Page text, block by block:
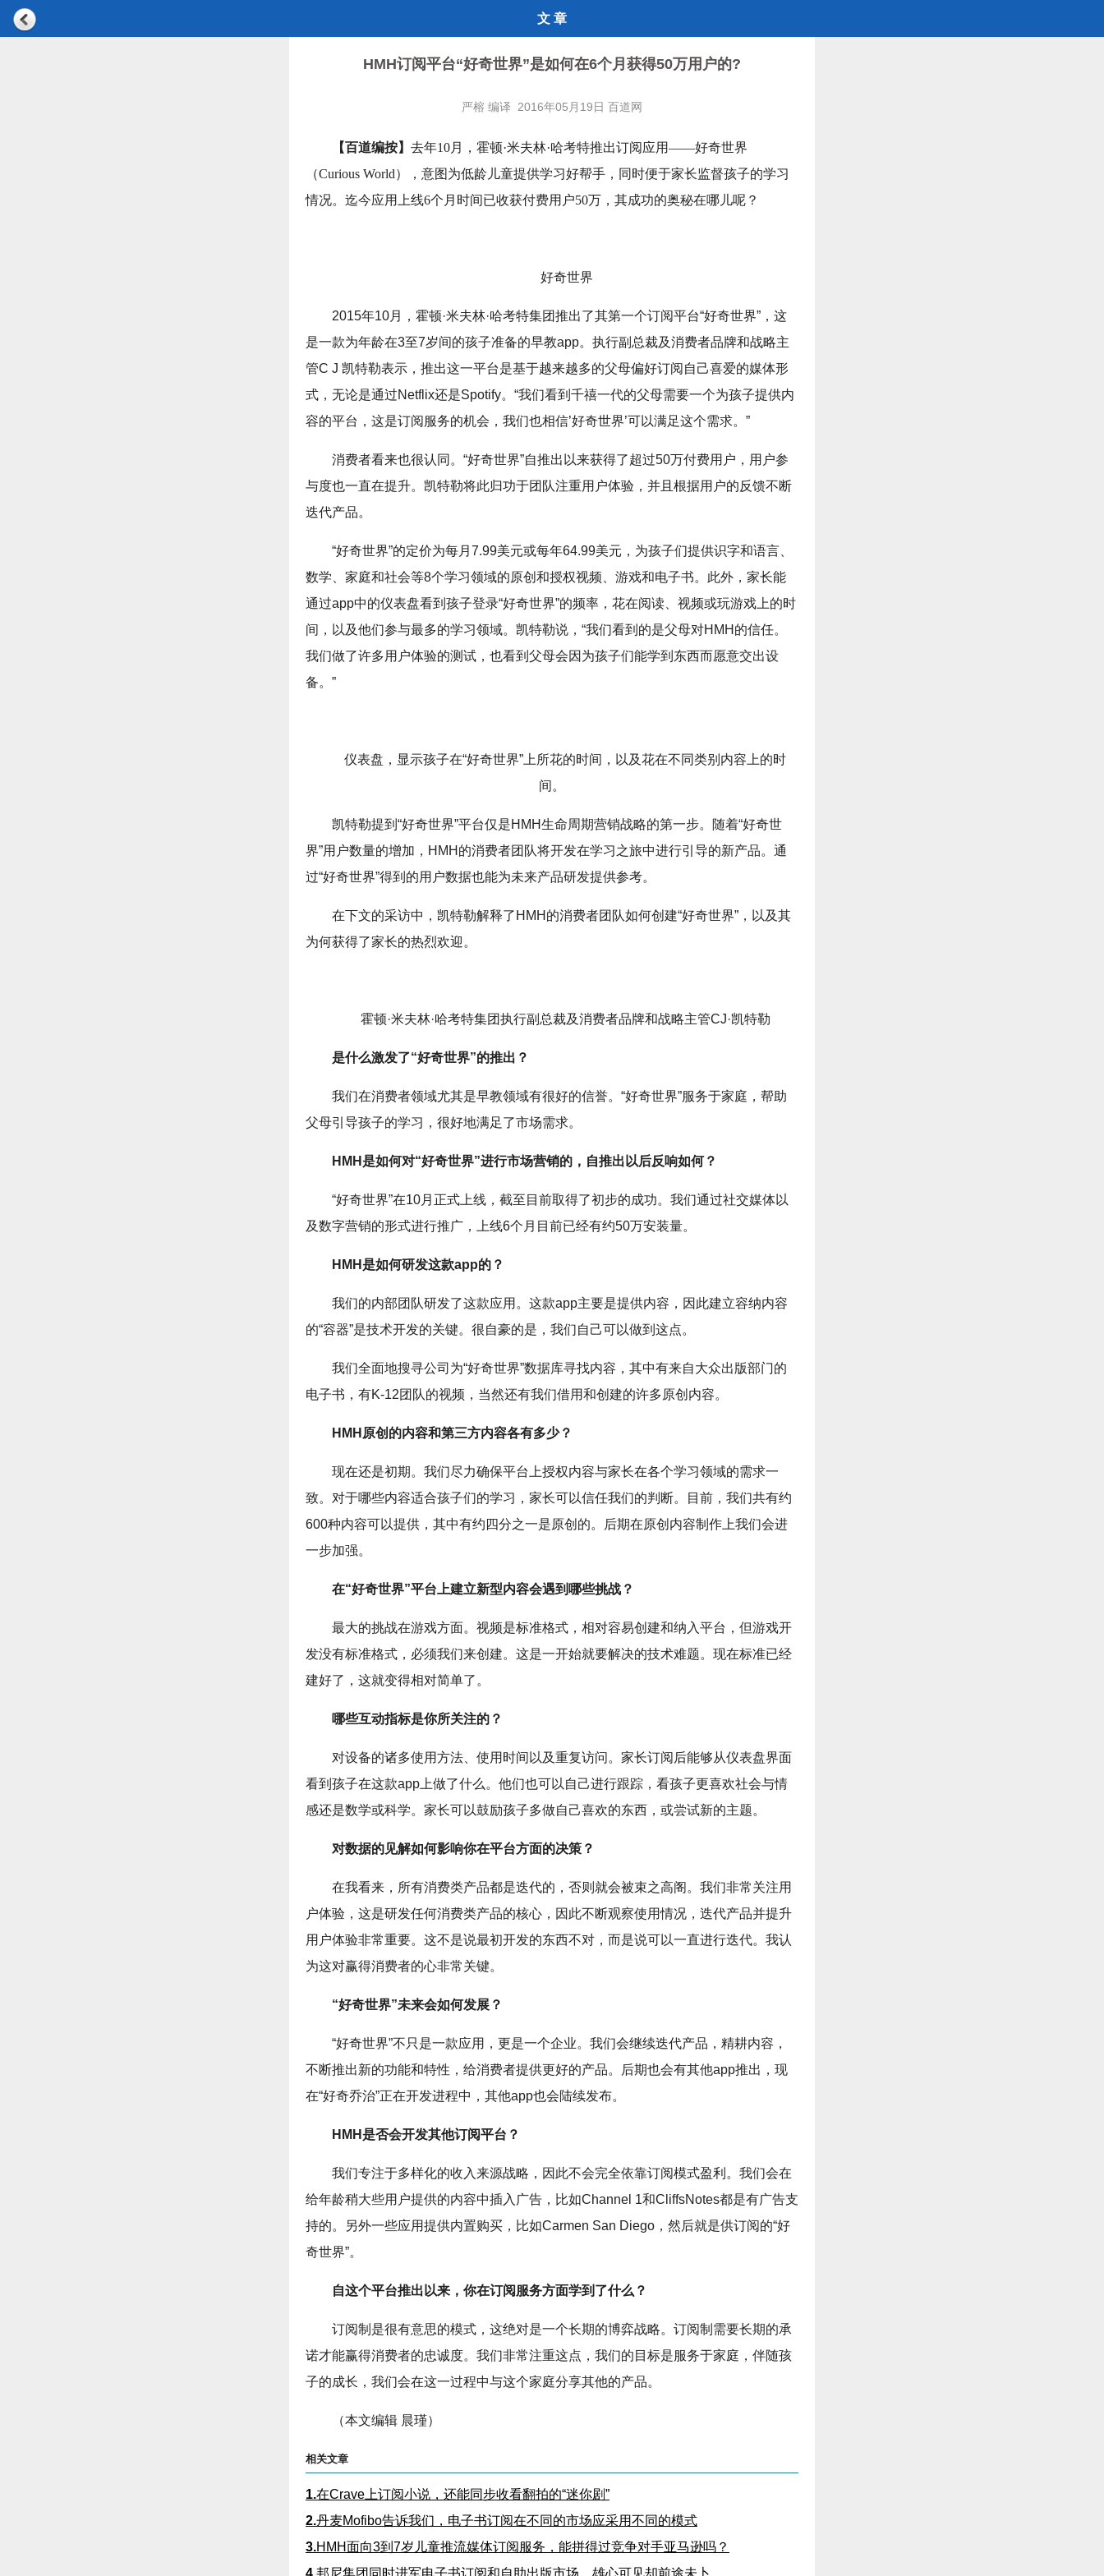
文 章
HMH订阅平台“好奇世界”是如何在6个月获得50万用户的?
严榕 编译 2016年05月19日 百道网
【百道编按】 去年10月，霍顿·米夫林·哈考特推出订阅应用——好奇世界
（Curious World），意图为低龄儿童提供学习好帮手，同时便于家长监督孩子的学习
情况。迄今应用上线6个月时间已收获付费用户50万，其成功的奥秘在哪儿呢？
好奇世界
2015年10月，霍顿·米夫林·哈考特集团推出了其第一个订阅平台“好奇世界”，这
是一款为年龄在3至7岁间的孩子准备的早教app。执行副总裁及消费者品牌和战略主
管C J 凯特勒表示，推出这一平台是基于越来越多的父母偏好订阅自己喜爱的媒体形
式，无论是通过Netflix还是Spotify。“我们看到千禧一代的父母需要一个为孩子提供内
容的平台，这是订阅服务的机会，我们也相信’好奇世界’可以满足这个需求。”
消费者看来也很认同。“好奇世界”自推出以来获得了超过50万付费用户，用户参
与度也一直在提升。凯特勒将此归功于团队注重用户体验，并且根据用户的反馈不断
迭代产品。
“好奇世界”的定价为每月7.99美元或每年64.99美元，为孩子们提供识字和语言、
数学、家庭和社会等8个学习领域的原创和授权视频、游戏和电子书。此外，家长能
通过app中的仪表盘看到孩子登录“好奇世界”的频率，花在阅读、视频或玩游戏上的时
间，以及他们参与最多的学习领域。凯特勒说，“我们看到的是父母对HMH的信任。
我们做了许多用户体验的测试，也看到父母会因为孩子们能学到东西而愿意交出设
备。”
仪表盘，显示孩子在“好奇世界”上所花的时间，以及花在不同类别内容上的时
间。
凯特勒提到“好奇世界”平台仅是HMH生命周期营销战略的第一步。随着“好奇世
界”用户数量的增加，HMH的消费者团队将开发在学习之旅中进行引导的新产品。通
过“好奇世界”得到的用户数据也能为未来产品研发提供参考。
在下文的采访中，凯特勒解释了HMH的消费者团队如何创建“好奇世界”，以及其
为何获得了家长的热烈欢迎。
霍顿·米夫林·哈考特集团执行副总裁及消费者品牌和战略主管CJ·凯特勒
是什么激发了“好奇世界”的推出？
我们在消费者领域尤其是早教领域有很好的信誉。“好奇世界”服务于家庭，帮助
父母引导孩子的学习，很好地满足了市场需求。
HMH是如何对“好奇世界”进行市场营销的，自推出以后反响如何？
“好奇世界”在10月正式上线，截至目前取得了初步的成功。我们通过社交媒体以
及数字营销的形式进行推广，上线6个月目前已经有约50万安装量。
HMH是如何研发这款app的？
我们的内部团队研发了这款应用。这款app主要是提供内容，因此建立容纳内容
的“容器”是技术开发的关键。很自豪的是，我们自己可以做到这点。
我们全面地搜寻公司为“好奇世界”数据库寻找内容，其中有来自大众出版部门的
电子书，有K-12团队的视频，当然还有我们借用和创建的许多原创内容。
HMH原创的内容和第三方内容各有多少？
现在还是初期。我们尽力确保平台上授权内容与家长在各个学习领域的需求一
致。对于哪些内容适合孩子们的学习，家长可以信任我们的判断。目前，我们共有约
600种内容可以提供，其中有约四分之一是原创的。后期在原创内容制作上我们会进
一步加强。
在“好奇世界”平台上建立新型内容会遇到哪些挑战？
最大的挑战在游戏方面。视频是标准格式，相对容易创建和纳入平台，但游戏开
发没有标准格式，必须我们来创建。这是一开始就要解决的技术难题。现在标准已经
建好了，这就变得相对简单了。
哪些互动指标是你所关注的？
对设备的诸多使用方法、使用时间以及重复访问。家长订阅后能够从仪表盘界面
看到孩子在这款app上做了什么。他们也可以自己进行跟踪，看孩子更喜欢社会与情
感还是数学或科学。家长可以鼓励孩子多做自己喜欢的东西，或尝试新的主题。
对数据的见解如何影响你在平台方面的决策？
在我看来，所有消费类产品都是迭代的，否则就会被束之高阁。我们非常关注用
户体验，这是研发任何消费类产品的核心，因此不断观察使用情况，迭代产品并提升
用户体验非常重要。这不是说最初开发的东西不对，而是说可以一直进行迭代。我认
为这对赢得消费者的心非常关键。
“好奇世界”未来会如何发展？
“好奇世界”不只是一款应用，更是一个企业。我们会继续迭代产品，精耕内容，
不断推出新的功能和特性，给消费者提供更好的产品。后期也会有其他app推出，现
在“好奇乔治”正在开发进程中，其他app也会陆续发布。
HMH是否会开发其他订阅平台？
我们专注于多样化的收入来源战略，因此不会完全依靠订阅模式盈利。我们会在
给年龄稍大些用户提供的内容中插入广告，比如Channel 1和CliffsNotes都是有广告支
持的。另外一些应用提供内置购买，比如Carmen San Diego，然后就是供订阅的“好
奇世界”。
自这个平台推出以来，你在订阅服务方面学到了什么？
订阅制是很有意思的模式，这绝对是一个长期的博弈战略。订阅制需要长期的承
诺才能赢得消费者的忠诚度。我们非常注重这点，我们的目标是服务于家庭，伴随孩
子的成长，我们会在这一过程中与这个家庭分享其他的产品。
（本文编辑 晨瑾）
相关文章
1.在Crave上订阅小说，还能同步收看翻拍的“迷你剧”
2.丹麦Mofibo告诉我们，电子书订阅在不同的市场应采用不同的模式
3.HMH面向3到7岁儿童推流媒体订阅服务，能拼得过竞争对手亚马逊吗？
4. 邦尼集团同时进军电子书订阅和自助出版市场，雄心可见却前途未卜